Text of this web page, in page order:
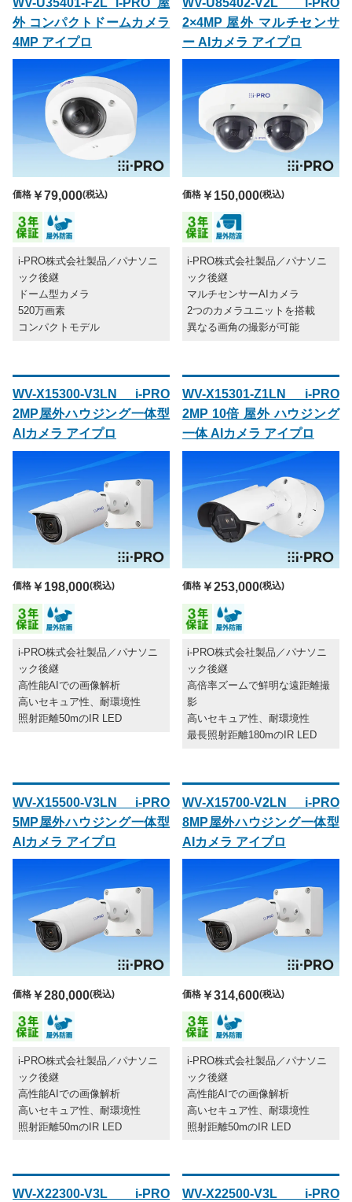
外 コンパクトドームカメラ
4MP アイプロ
価格 ￥79,000(税込)
i-PRO株式会社製品／パナソニ
ック後継
ドーム型カメラ
520万画素
コンパクトモデル
2×4MP 屋外 マルチセンサ
ー AIカメラ アイプロ
価格￥150,000(税込)
i-PRO株式会社製品／パナソニ
ック後継
マルチセンサーAIカメラ
2つのカメラユニットを搭載
異なる画角の撮影が可能
WV-X15300-V3LN i-PRO
2MP屋外ハウジング一体型
AIカメラ アイプロ
価格 ￥198,000(税込)
i-PRO株式会社製品／パナソニ
ック後継
高性能AIでの画像解析
高いセキュア性、耐環境性
照射距離50mのIR LED
WV-X15301-Z1LN i-PRO
2MP 10倍 屋外 ハウジング
一体 AIカメラ アイプロ
価格￥253,000(税込)
i-PRO株式会社製品／パナソニ
ック後継
高倍率ズームで鮮明な遠距離撮
影
高いセキュア性、耐環境性
最長照射距離180mのIR LED
WV-X15500-V3LN i-PRO
5MP屋外ハウジング一体型
AIカメラ アイプロ
価格 ￥280,000(税込)
i-PRO株式会社製品／パナソニ
ック後継
高性能AIでの画像解析
高いセキュア性、耐環境性
照射距離50mのIR LED
WV-X15700-V2LN i-PRO
8MP屋外ハウジング一体型
AIカメラ アイプロ
価格￥314,600(税込)
i-PRO株式会社製品／パナソニ
ック後継
高性能AIでの画像解析
高いセキュア性、耐環境性
照射距離50mのIR LED
WV-X22300-V3L i-PRO WV-X22500-V3L i-PRO